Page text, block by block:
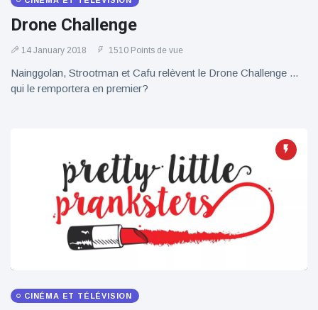
Drone Challenge
14 January 2018 1510 Points de vue
Nainggolan, Strootman et Cafu relèvent le Drone Challenge ...
qui le remportera en premier?
CINÉMA ET TÉLÉVISION